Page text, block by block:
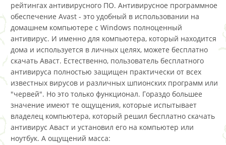
рейтингах антивирусного ПО. Антивирусное программное
обеспечение Avast - это удобный в использовании на
домашнем компьютере с Windows полноценный
антивирус. И именно для компьютера, который находится
дома и используется в личных целях, можете бесплатно
скачать Аваст. Естественно, пользователь бесплатного
антивируса полностью защищен практически от всех
известных вирусов и различных шпионских программ или
"червей". Но это только функционал. Гораздо большее
значение имеют те ощущения, которые испытывает
владелец компьютера, который решил бесплатно скачать
антивирус Аваст и установил его на компьютер или
ноутбук. А ощущений масса: